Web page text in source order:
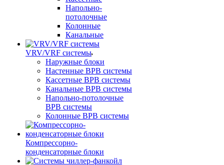
Напольно-
потолочные
Колонные
Канальные
VRV/VRF системы
Наружные блоки
Настенные ВРВ системы
Кассетные ВРВ системы
Канальные ВРВ системы
Напольно-потолочные
ВРВ системы
Колонные ВРВ системы
Компрессорно-
конденсаторные блоки